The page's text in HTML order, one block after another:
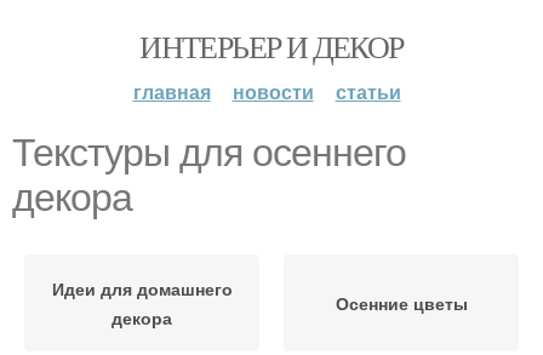
ИНТЕРЬЕР И ДЕКОР
главная новости статьи
Текстуры для осеннего
декора
Идеи для домашнего
декора
Осенние цветы